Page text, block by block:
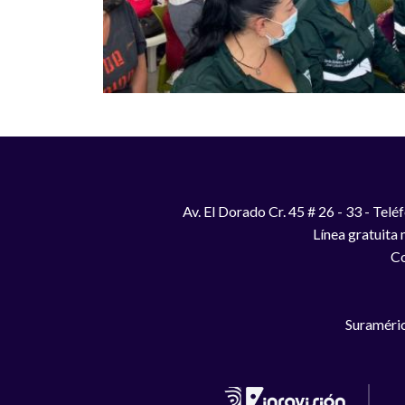
Av. El Dorado Cr. 45 # 26 - 33 -
Línea gratuita